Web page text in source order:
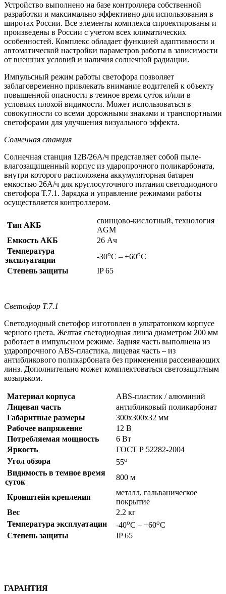
Устройство выполнено на базе контроллера собственной
разработки и максимально эффективно для использования в
широтах России. Все элементы комплекса спроектированы и
произведены в России с учетом всех климатических
особенностей. Комплекс обладает функцией адаптивности и
автоматической настройки параметров работы в зависимости
от внешних условий и наличия солнечной радиации.
Импульсный режим работы светофора позволяет
заблаговременно привлекать внимание водителей к объекту
повышенной опасности в темное время суток и/или в
условиях плохой видимости. Может использоваться в
совокупности со всеми дорожными знаками и транспортными
светофорами для улучшения визуального эффекта.
Солнечная станция
Солнечная станция 12В/26А/ч представляет собой пыле-
влагозащищенный корпус из ударопрочного поликарбоната,
внутри которого расположена аккумуляторная батарея
емкостью 26А/ч для круглосуточного питания светодиодного
светофора Т.7.1. Зарядка и управление режимами работы
осуществляется контроллером.
Тип АКБ
свинцово-кислотный, технология
AGM
Емкость АКБ
26 Ач
Температура
эксплуатации
-30оС – +60оС
Степень защиты
IP 65
Светофор Т.7.1
Светодиодный светофор изготовлен в ультратонком корпусе
черного цвета. Желтая светодиодная линза диаметром 200 мм
работает в импульсном режиме. Задняя часть выполнена из
ударопрочного ABS-пластика, лицевая часть – из
антибликового поликарбоната без применения рассеивающих
линз. Дополнительно может комплектоваться светозащитным
козырьком.
Материал корпуса
ABS-пластик / алюминий
Лицевая часть
антибликовый поликарбонат
Габаритные размеры
300х300х32 мм
Рабочее напряжение
12 В
Потребляемая мощность
6 Вт
Яркость
ГОСТ Р 52282-2004
Угол обзора
55о
Видимость в темное время
суток
800 м
Кронштейн крепления
металл, гальваническое
покрытие
Вес
2.2 кг
Температура эксплуатации
-40оС – +60оС
Степень защиты
IP 65
ГАРАНТИЯ